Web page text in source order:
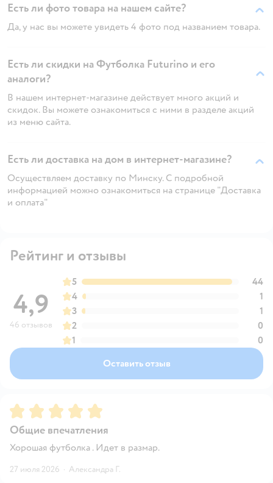
Есть ли фото товара на нашем сайте?
Да, у нас вы можете увидеть 4 фото под названием товара.
Есть ли скидки на Футболка Futurino и его
аналоги?
В нашем интернет-магазине действует много акций и
скидок. Вы можете ознакомиться с ними в разделе акций
из меню сайта.
Есть ли доставка на дом в интернет-магазине?
Осуществляем доставку по Минску. С подробной
информацией можно ознакомиться на странице "Доставка
и оплата"
Рейтинг и отзывы
4,9
46 отзывов
5
44
4
1
3
1
2
0
1
0
Оставить отзыв
Рейтинг:5
Общие впечатления
Хорошая футболка . Идет в размар.
27 июля 2026 · Александра Г.